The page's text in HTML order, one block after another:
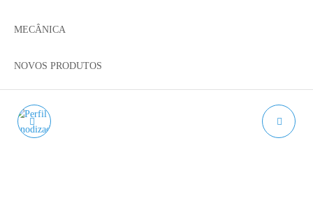
MECÂNICA
NOVOS PRODUTOS